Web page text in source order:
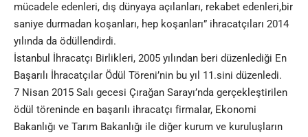
mücadele edenleri, dış dünyaya açılanları, rekabet edenleri,bir
saniye durmadan koşanları, hep koşanları” ihracatçıları 2014
yılında da ödüllendirdi.
İstanbul İhracatçı Birlikleri, 2005 yılından beri düzenlediği En
Başarılı İhracatçılar Ödül Töreni’nin bu yıl 11.sini düzenledi.
7 Nisan 2015 Salı gecesi Çırağan Sarayı’nda gerçekleştirilen
ödül töreninde en başarılı ihracatçı firmalar, Ekonomi
Bakanlığı ve Tarım Bakanlığı ile diğer kurum ve kuruluşların